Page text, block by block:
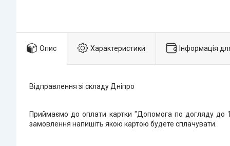
Опис Характеристики Інформація
Відправлення зі складу Дніпро
Приймаємо до оплати картки "Допомога по догляду до
замовлення напишіть якою картою будете сплачувати.